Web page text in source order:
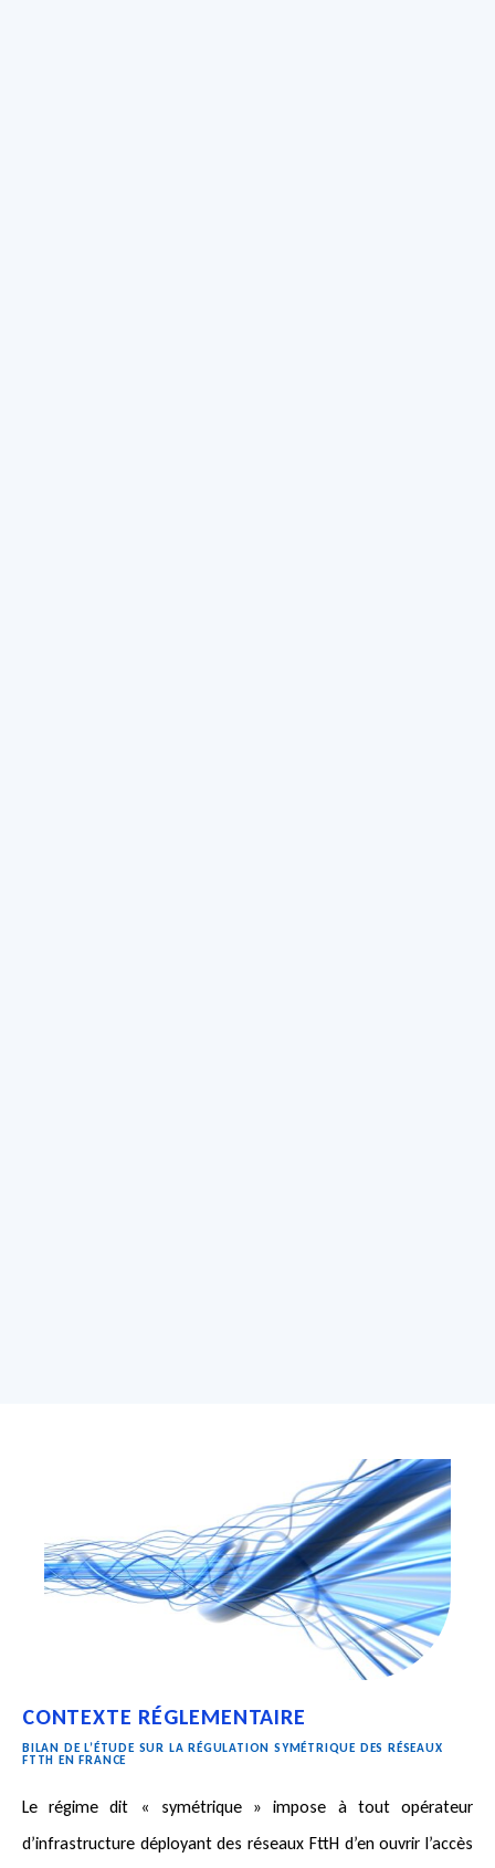
CONTEXTE RÉGLEMENTAIRE
BILAN DE L’ÉTUDE SUR LA RÉGULATION SYMÉTRIQUE DES RÉSEAUX
FTTH EN FRANCE
Le régime dit « symétrique » impose à tout opérateur
d’infrastructure déployant des réseaux FttH d’en ouvrir l’accès